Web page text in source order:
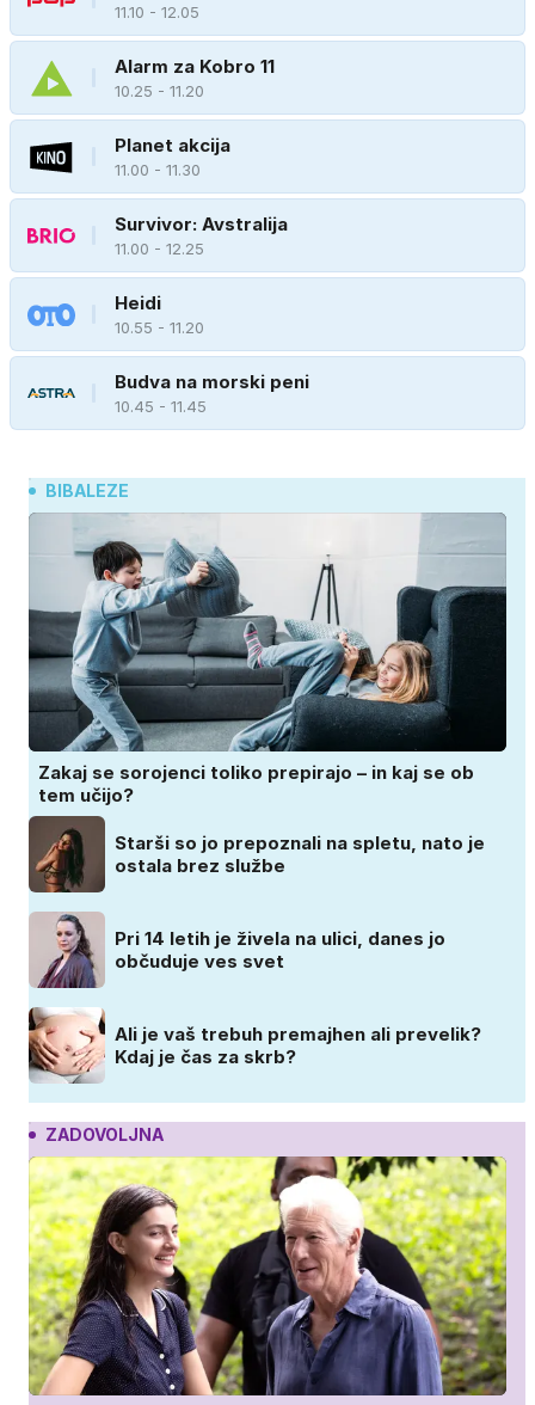
11.10 - 12.05
Alarm za Kobro 11
10.25 - 11.20
Planet akcija
11.00 - 11.30
Survivor: Avstralija
11.00 - 12.25
Heidi
10.55 - 11.20
Budva na morski peni
10.45 - 11.45
BIBALEZE
Zakaj se sorojenci toliko prepirajo – in kaj se ob
tem učijo?
Starši so jo prepoznali na spletu, nato je
ostala brez službe
Pri 14 letih je živela na ulici, danes jo
občuduje ves svet
Ali je vaš trebuh premajhen ali prevelik?
Kdaj je čas za skrb?
ZADOVOLJNA